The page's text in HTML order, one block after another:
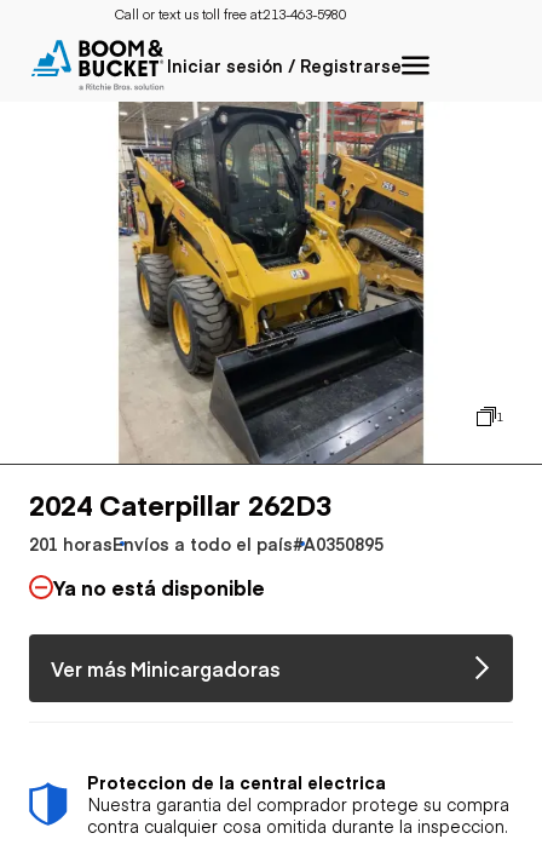
Call or text us toll free at:213-463-5980
Iniciar sesión / Registrarse
1
2024 Caterpillar 262D3
201 horasEnvíos a todo el país#A0350895
Ya no está disponible
Ver más Minicargadoras
Proteccion de la central electrica
Nuestra garantia del comprador protege su compra
contra cualquier cosa omitida durante la inspeccion.